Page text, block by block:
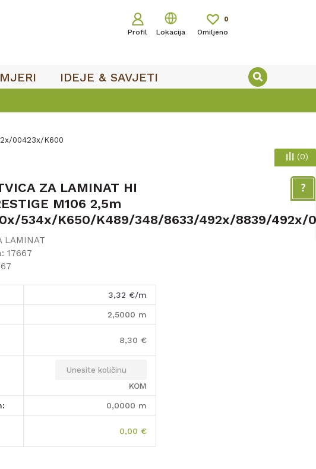
Profil Lokacija Omiljeno
0
IDEJE & SAVJETI
00423x/K600
ZA LAMINAT HI
M106 2,5m
534x/K650/K489/348/8633/492x/8839/492x/
LAMINAT
17667
3,32 €/m
2,5000 m
8,30 €
KOM
0,0000 m
0,00 €
(0)